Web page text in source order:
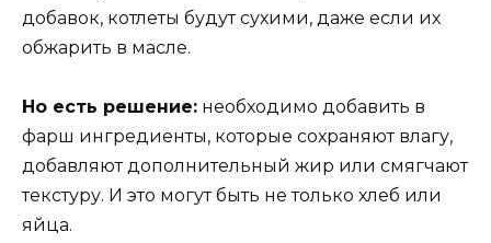
добавок, котлеты будут сухими, даже если их
обжарить в масле.
Но есть решение: необходимо добавить в
фарш ингредиенты, которые сохраняют влагу,
добавляют дополнительный жир или смягчают
текстуру. И это могут быть не только хлеб или
яйца.